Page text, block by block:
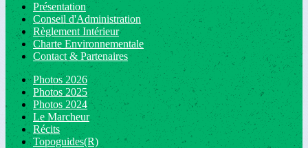
Présentation
Conseil d'Administration
Règlement Intérieur
Charte Environnementale
Contact & Partenaires
Photos 2026
Photos 2025
Photos 2024
Le Marcheur
Récits
Topoguides(R)